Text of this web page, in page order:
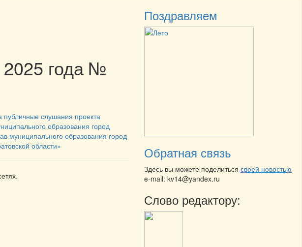
года №
слушания проекта
образования город
муниципального образования город
области»
Поздравляем
Обратная связь
Здесь вы можете поделиться своей новостью
e-mail: kv14@yandex.ru
Слово редактору: